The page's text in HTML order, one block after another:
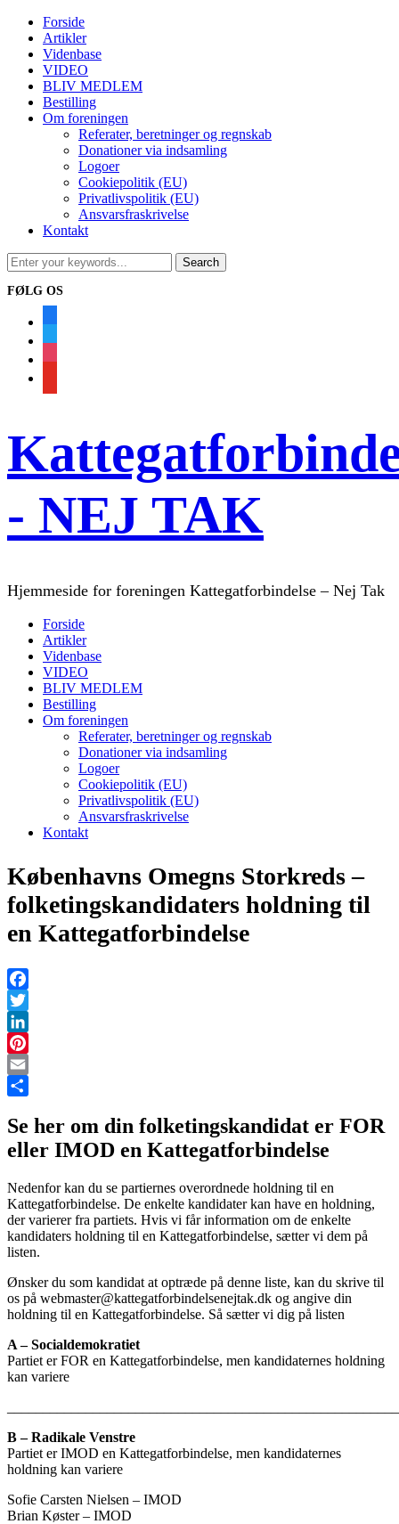
Forside
Artikler
Videnbase
VIDEO
BLIV MEDLEM
Bestilling
Om foreningen
Referater, beretninger og regnskab
Donationer via indsamling
Logoer
Cookiepolitik (EU)
Privatlivspolitik (EU)
Ansvarsfraskrivelse
Kontakt
FØLG OS
- NEJ TAK
Hjemmeside for foreningen Kattegatforbindelse – Nej Tak
Forside
Artikler
Videnbase
VIDEO
BLIV MEDLEM
Bestilling
Om foreningen
Referater, beretninger og regnskab
Donationer via indsamling
Logoer
Cookiepolitik (EU)
Privatlivspolitik (EU)
Ansvarsfraskrivelse
Kontakt
Københavns Omegns Storkreds –
folketingskandidaters holdning til
en Kattegatforbindelse
Facebook
Twitter
LinkedIn
Pinterest
Email
Se her om din folketingskandidat er FOR
eller IMOD en Kattegatforbindelse
Nedenfor kan du se partiernes overordnede holdning til en
Kattegatforbindelse. De enkelte kandidater kan have en holdning,
der varierer fra partiets. Hvis vi får information om de enkelte
kandidaters holdning til en Kattegatforbindelse, sætter vi dem på
listen.
Ønsker du som kandidat at optræde på denne liste, kan du skrive til
os på webmaster@kattegatforbindelsenejtak.dk og angive din
holdning til en Kattegatforbindelse. Så sætter vi dig på listen
A – Socialdemokratiet
Partiet er FOR en Kattegatforbindelse, men kandidaternes holdning
kan variere
B – Radikale Venstre
Partiet er IMOD en Kattegatforbindelse, men kandidaternes
holdning kan variere
Sofie Carsten Nielsen – IMOD
Brian Køster – IMOD